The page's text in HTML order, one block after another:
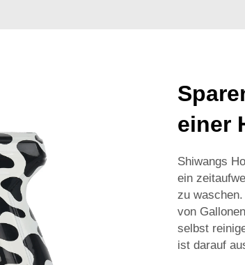
einer
Shiwangs
ein
zu
von
selbst
ist darauf